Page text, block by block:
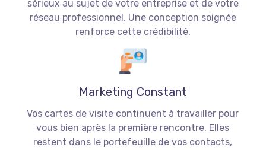
sérieux au sujet de votre entreprise et de votre
réseau professionnel. Une conception soignée
renforce cette crédibilité.
Marketing Constant
Vos cartes de visite continuent à travailler pour
vous bien après la première rencontre. Elles
restent dans le portefeuille de vos contacts,